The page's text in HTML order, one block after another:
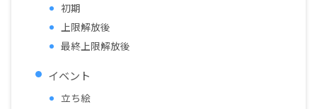
初期
上限解放後
最終上限解放後
イベント
立ち絵